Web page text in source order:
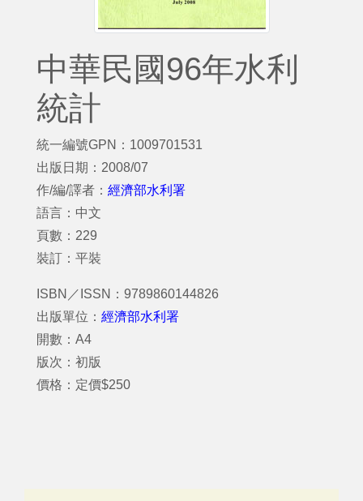
中華民國96年水利
統計
統一編號GPN：1009701531
出版日期：2008/07
作/編/譯者： 經濟部水利署
語言：中文
頁數：229
裝訂：平裝
ISBN／ISSN：9789860144826
出版單位： 經濟部水利署
開數：A4
版次：初版
價格：定價$250